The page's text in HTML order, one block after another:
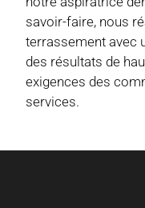
savoir-faire, nous
terrassement avec
des résultats de
exigences des
services.